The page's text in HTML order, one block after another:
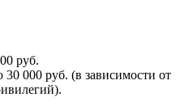
руб.
000 руб. (в зависимости от